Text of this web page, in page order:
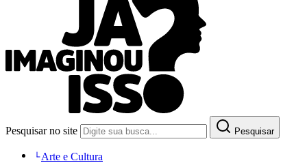
Pesquisar no site Pesquisar
Arte e Cultura